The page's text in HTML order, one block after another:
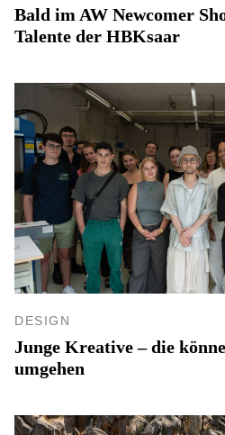
Bald im AW Newcomer
Talente der HBKsaar
DESIGN
Junge Kreative – die
umgehen